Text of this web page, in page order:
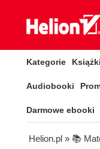
Kategorie Książki
Audiobooki
Darmowe ebooki
Helion.pl » 📚